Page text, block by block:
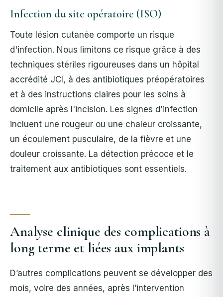
Infection du site opératoire (ISO)
Toute lésion cutanée comporte un risque
d'infection. Nous limitons ce risque grâce à des
techniques stériles rigoureuses dans un hôpital
accrédité JCI, à des antibiotiques préopératoires
et à des instructions claires pour les soins à
domicile après l'incision. Les signes d'infection
incluent une rougeur ou une chaleur croissante,
un écoulement pusculaire, de la fièvre et une
douleur croissante. La détection précoce et le
traitement aux antibiotiques sont essentiels.
Analyse clinique des complications à
long terme et liées aux implants
D’autres complications peuvent se développer des
mois, voire des années, après l’intervention